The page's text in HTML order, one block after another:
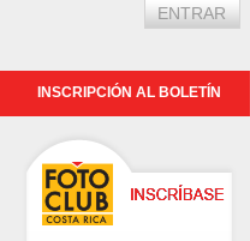
INSCRIPCIÓN AL BOLETÍN